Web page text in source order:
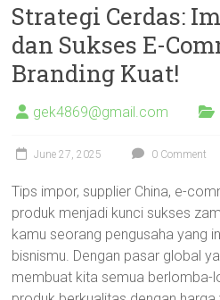
Strategi Cerdas:
dan Sukses E-
Branding Kuat!
gek4869@gmail.com
June 27, 2025 0 Comment
Tips impor, supplier China, e-
produk menjadi kunci sukses
kamu seorang pengusaha yang
bisnismu. Dengan pasar global
membuat kita semua berlomba-